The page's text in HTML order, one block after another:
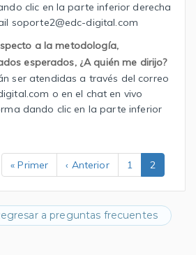
clic en la parte inferior derecha
soporte2@edc-digital.com
a la metodología,
esperados, ¿A quién me dirijo?
ser atendidas a través del correo
o en el chat en vivo
dando clic en la parte inferior
« Primer ‹ Anterior 1 2
a preguntas frecuentes